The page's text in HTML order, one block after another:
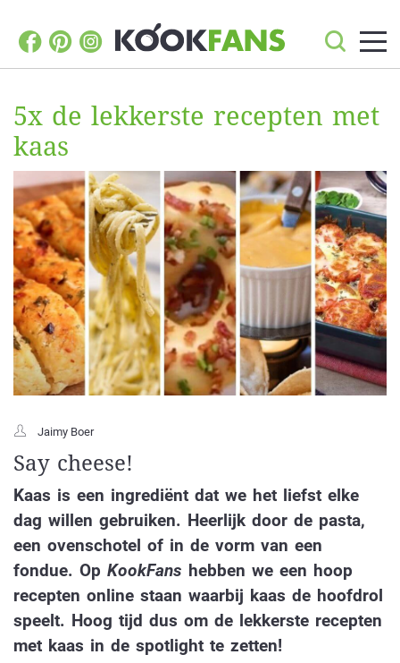
5x de lekkerste recepten met
kaas
Jaimy Boer
Say cheese!
Kaas is een ingrediënt dat we het liefst elke
dag willen gebruiken. Heerlijk door de pasta,
een ovenschotel of in de vorm van een
fondue. Op KookFans hebben we een hoop
recepten online staan waarbij kaas de hoofdrol
speelt. Hoog tijd dus om de lekkerste recepten
met kaas in de spotlight te zetten!